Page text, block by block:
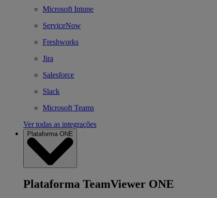
Microsoft Intune
ServiceNow
Freshworks
Jira
Salesforce
Slack
Microsoft Teams
Ver todas as integrações
Plataforma ONE
Plataforma TeamViewer ONE